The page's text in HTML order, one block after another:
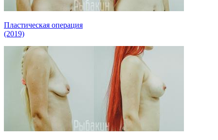
Пластическая операция
(2019)